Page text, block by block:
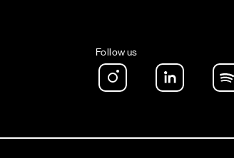
Follow us
Instagram LinkedIn